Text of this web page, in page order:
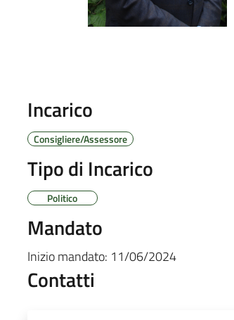
Incarico
Consigliere/Assessore
Tipo di Incarico
Politico
Mandato
Inizio mandato: 11/06/2024
Contatti